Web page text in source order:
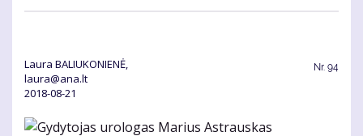
Laura BALIUKONIENĖ,
laura@ana.lt
2018-08-21
Nr. 94